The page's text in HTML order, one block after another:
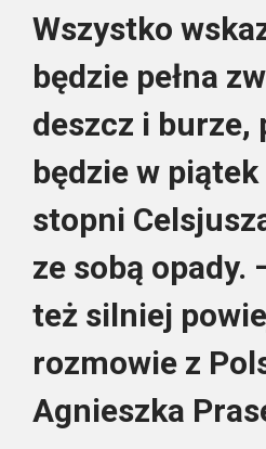
Wszystko
będzie pełna
deszcz i burze,
będzie w
stopni
ze sobą opady.
też silniej
rozmowie z
Agnieszka